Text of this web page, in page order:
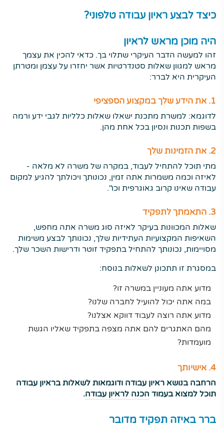
כיצד לבצע ראיון עבודה טלפוני?
היה מוכן מראש לראיון
זהו למעשה הדבר העיקרי שתלוי בך. כדאי להכין את עצמך
מראש למגוון שאלות סטנדרטיות אשר יחזרו על עצמן ומטרתן
העיקרית היא לברר:
1. את הידע שלך במקצוע הספציפי
לדוגמא: למשרת מתכנת ישאלו שאלות כלליות לגבי ידע ורמה
בשפות תכנות ונסיון בכל אחת מהן.
2. את הזמינות שלך
מתי תוכל להתחיל לעבוד, במקרה של משרה לא מלאה -
לאיזה וכמה משמרות אתה זמין, נכונותך ויכולתך להגיע למקום
עבודה שאינו קרוב גאוגרפית וכו".
3. התאמתך לתפקיד
שאלות המכוונות בעיקר לאיזה סוג משרה אתה מחפש,
השאיפות המקצועיות העתידיות שלך, נכונותך לבצע משימות
מסויימות, נכונותך להתחיל בתפקיד זוטר ודרישות השכר שלך.
במסגרת זו תתכונן לשאלות בנוסח:
מדוע אתה מעוניין במשרה זו?
במה אתה יכול להועיל לחברה שלנו?
מדוע אתה רוצה לעבוד דווקא אצלנו?
מהם האתגרים להם אתה מצפה בתפקיד שאליו הגשת
מועמדות?
4. אישיותך
הרחבה בנושא ראיון עבודה ודוגמאות לשאלות בראיון עבודה
תוכל למצוא בעמוד הכנה לראיון עבודה.
ברר באיזה תפקיד מדובר